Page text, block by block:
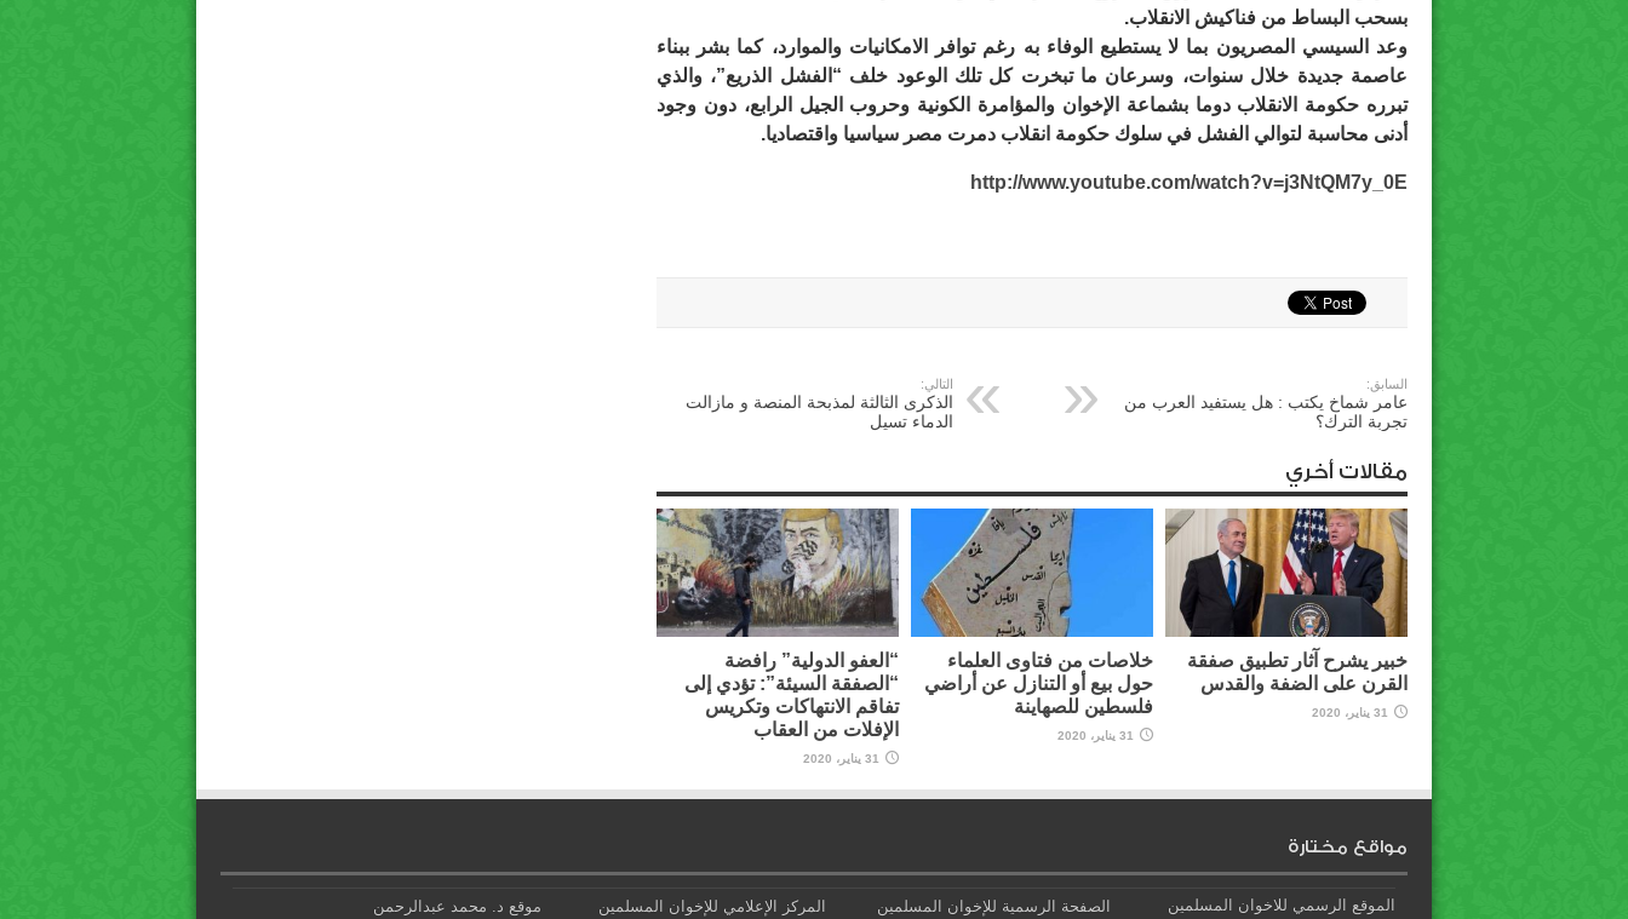
بسحب البساط من فناكيش الانقلاب.
وعد السيسي المصريون بما لا يستطيع الوفاء به رغم توافر الامكانيات والموارد، كما بشر ببناء
عاصمة جديدة خلال سنوات، وسرعان ما تبخرت كل تلك الوعود خلف “الفشل الذريع”، والذي
تبرره حكومة الانقلاب دوما بشماعة الإخوان والمؤامرة الكونية وحروب الجيل الرابع، دون وجود
أدنى محاسبة لتوالي الفشل في سلوك حكومة انقلاب دمرت مصر سياسيا واقتصاديا.
http://www.youtube.com/watch?v=j3NtQM7y_0E
السابق:
عامر شماخ يكتب : هل يستفيد العرب من
تجربة الترك؟
التالي:
الذكرى الثالثة لمذبحة المنصة و مازالت
الدماء تسيل
مقالات أخري
خبير يشرح آثار تطبيق صفقة
القرن على الضفة والقدس
31 يناير، 2020
خلاصات من فتاوى العلماء
حول بيع أو التنازل عن أراضي
فلسطين للصهاينة
31 يناير، 2020
“العفو الدولية” رافضة
“الصفقة السيئة”: تؤدي إلى
تفاقم الانتهاكات وتكريس
الإفلات من العقاب
31 يناير، 2020
مواقع مختارة
الموقع الرسمي للاخوان المسلمين الصفحة الرسمية للإخوان المسلمين المركز الإعلامي للإخوان المسلمين موقع د. محمد عبدالرحمن